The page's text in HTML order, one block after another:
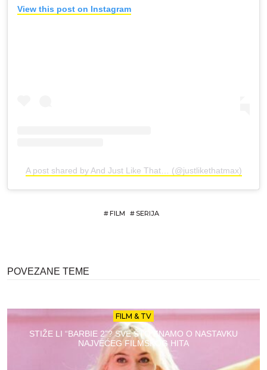
View this post on Instagram
A post shared by And Just Like That… (@justlikethatmax)
#FILM # SERIJA
POVEZANE TEME
FILM & TV
STIŽE LI “BARBIE 2”? SVE ŠTO ZNAMO O NASTAVKU
NAJVEĆEG FILMSKOG HITA